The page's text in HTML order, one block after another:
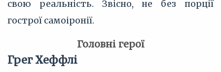
свою реальність. Звісно, не без порції
гострої самоіронії.
Головні герої
Грег Хеффлі